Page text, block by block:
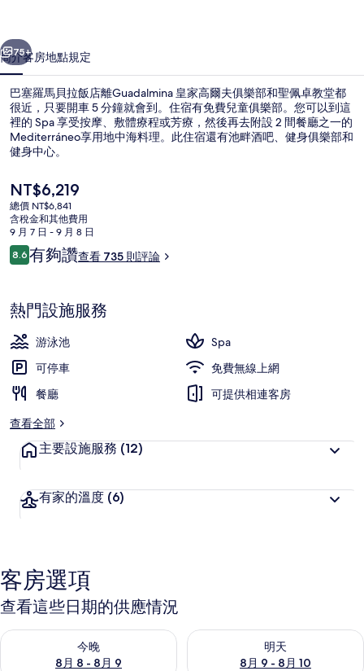
店
的
相
片
集
個 下一個
75+
簡介客房地點規定
巴塞羅馬貝拉飯店離Guadalmina 皇家高爾夫俱樂部和聖佩卓教堂都
很近，只要開車 5 分鐘就會到。住宿有免費兒童俱樂部。您可以到這
裡的 Spa 享受按摩、敷體療程或芳療，然後再去附設 2 間餐廳之一的
Mediterráneo享用地中海料理。此住宿還有池畔酒吧、健身俱樂部和
健身中心。
目
前
的
價
格
是
NT$6,219
總價 NT$6,841
含稅金和其他費用
9 月 7 日 - 9 月 8 日
評
論
8.68.6 分，滿分 10 分，
有夠讚查看 735 則評論
熱門設施服務
游泳池
Spa
可停車
免費無線上網
餐廳
可提供相連客房
查看全部
主要設施服務 (12)
有家的溫度 (6)
客房選項
查看這些日期的供應情況
今晚
8月 8 - 8月 9
查看今晚 (8月 8 - 8月 9) 的供應情況
明天
8月 9 - 8月 10
查看明天 (8月 9 - 8月 10) 的供